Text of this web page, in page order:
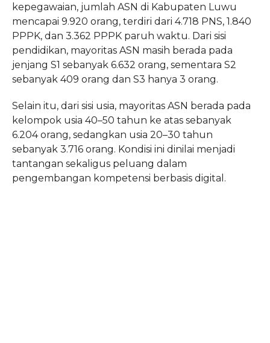
kepegawaian, jumlah ASN di Kabupaten Luwu
mencapai 9.920 orang, terdiri dari 4.718 PNS, 1.840
PPPK, dan 3.362 PPPK paruh waktu. Dari sisi
pendidikan, mayoritas ASN masih berada pada
jenjang S1 sebanyak 6.632 orang, sementara S2
sebanyak 409 orang dan S3 hanya 3 orang.
Selain itu, dari sisi usia, mayoritas ASN berada pada
kelompok usia 40–50 tahun ke atas sebanyak
6.204 orang, sedangkan usia 20–30 tahun
sebanyak 3.716 orang. Kondisi ini dinilai menjadi
tantangan sekaligus peluang dalam
pengembangan kompetensi berbasis digital.